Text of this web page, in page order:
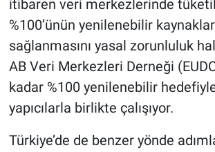
itibaren veri merkezlerinde
%100’ünün yenilenebilir
sağlanmasını yasal zorunluluk
AB Veri Merkezleri Derneği
kadar %100 yenilenebilir
yapıcılarla birlikte çalışıyor.
Türkiye’de de benzer yönde